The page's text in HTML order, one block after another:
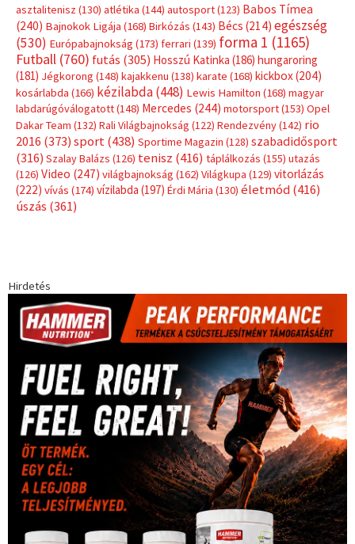
asztalitenisz (130) atlétika (144) autosport(123) Babos Tímea
(240) Bajnokok Ligája (168) Birkózás (143) Bécs (214) egészség
(530) Európabajnokság (173) ferrari (139) forma 1 (1165)
Futball (760) futás (305) Hosszú Katinka (186) hungaroring
(181) Jégkorong (148) kajakkenu (138) karate (168) kickbox(204)
kosárlabda (166) kézilabda(448) Lewis Hamilton (168) magyar
labdarúgóválogatott(148) Mercedes (244) motorsport(153) Opel
Dakar Team (132) Rali Világbajnokság (122) Rendezvény(142) rio
2016 (373) sport(438) Sportime Magazin (128) szabadidősport
(316) Szalay Balázs (126) tenisz (416) táplálkozás (155) utazás
(126) Video (247) világbajnokság (162) Világkupa (129) vitorlázás
(222) vívás (174) vízilabda (197) Érdi Mária (130) életmód(416)
úszás (361)
Hirdetés